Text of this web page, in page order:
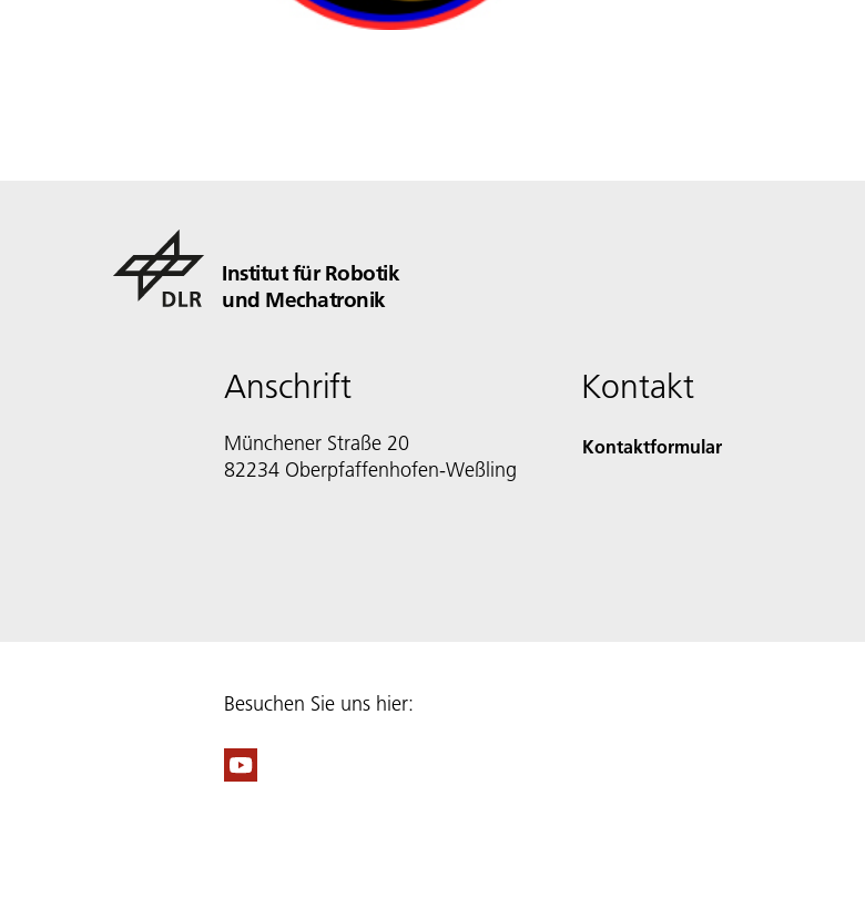
Institut für Robotik
und Mechatronik
Anschrift
Münchener Straße 20
82234 Oberpfaffenhofen-Weßling
Kontakt
Kontaktformular
Besuchen Sie uns hier: